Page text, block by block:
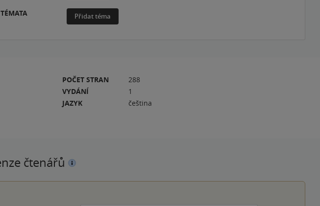
TÉMATA
Přidat téma
POČET STRAN
288
VYDÁNÍ
1
JAZYK
čeština
čtenářů